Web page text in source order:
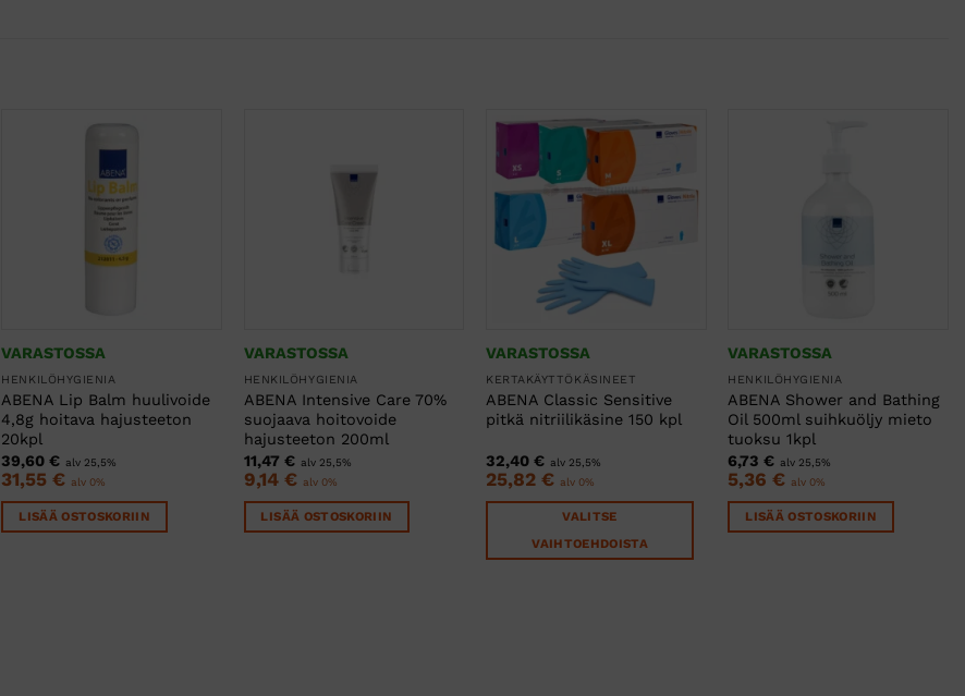
VARASTOSSA
HENKILÖHYGIENIA
ABENA Lip Balm huulivoide
4,8g hoitava hajusteeton
20kpl
39,60€ alv 25,5%
31,55€ alv 0%
LISÄÄ OSTOSKORIIN
VARASTOSSA
HENKILÖHYGIENIA
ABENA Intensive Care 70%
suojaava hoitovoide
hajusteeton 200ml
11,47 € alv 25,5%
9,14 € alv 0%
LISÄÄ OSTOSKORIIN
VARASTOSSA
KERTAKÄYTTÖKÄSINEET
ABENA Classic Sensitive
pitkä nitriilikäsine 150 kpl
32,40€ alv 25,5%
25,82€ alv 0%
VALITSE
VAIHTOEHDOISTA
VARASTOSSA
HENKILÖHYGIENIA
ABENA Shower and Bathing
Oil 500ml suihkuöljy mieto
tuoksu 1kpl
6,73€ alv 25,5%
5,36€ alv 0%
LISÄÄ OSTOSKORIIN